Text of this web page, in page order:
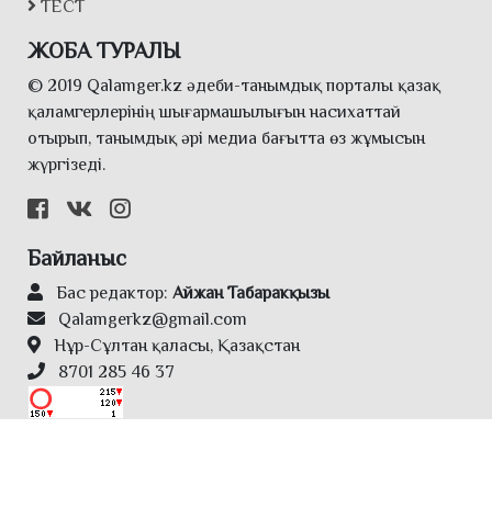
ТЕСТ
ЖОБА ТУРАЛЫ
© 2019 Qalamger.kz әдеби-танымдық порталы қазақ
қаламгерлерінің шығармашылығын насихаттай
отырып, танымдық әрі медиа бағытта өз жұмысын
жүргізеді.
Байланыс
Бас редактор: Айжан Табаракқызы
Qalamgerkz@gmail.com
Нұр-Сұлтан қаласы, Қазақстан
8701 285 46 37